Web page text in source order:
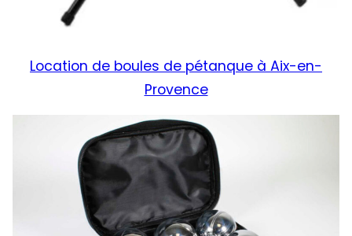
Location de boules de pétanque à Aix-en-
Provence